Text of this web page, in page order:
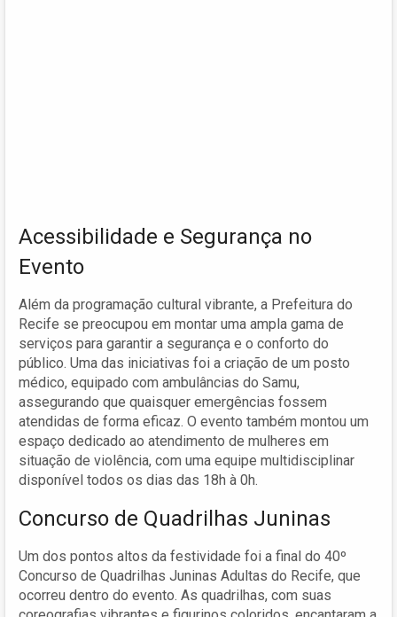
Acessibilidade e Segurança no
Evento
Além da programação cultural vibrante, a Prefeitura do
Recife se preocupou em montar uma ampla gama de
serviços para garantir a segurança e o conforto do
público. Uma das iniciativas foi a criação de um posto
médico, equipado com ambulâncias do Samu,
assegurando que quaisquer emergências fossem
atendidas de forma eficaz. O evento também montou um
espaço dedicado ao atendimento de mulheres em
situação de violência, com uma equipe multidisciplinar
disponível todos os dias das 18h à 0h.
Concurso de Quadrilhas Juninas
Um dos pontos altos da festividade foi a final do 40º
Concurso de Quadrilhas Juninas Adultas do Recife, que
ocorreu dentro do evento. As quadrilhas, com suas